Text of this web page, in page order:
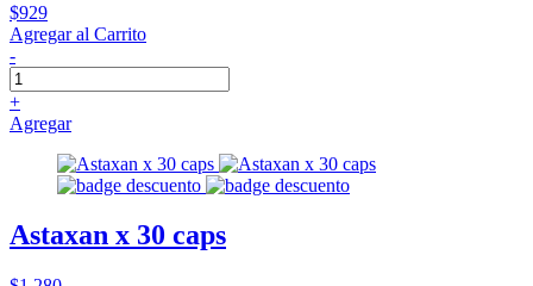
$929
Agregar al Carrito
-
+
Agregar
Astaxan x 30 caps